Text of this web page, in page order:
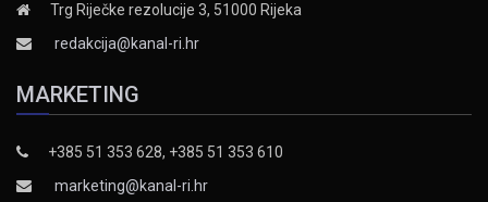
Trg Riječke rezolucije 3, 51000 Rijeka
redakcija@kanal-ri.hr
MARKETING
+385 51 353 628, +385 51 353 610
marketing@kanal-ri.hr